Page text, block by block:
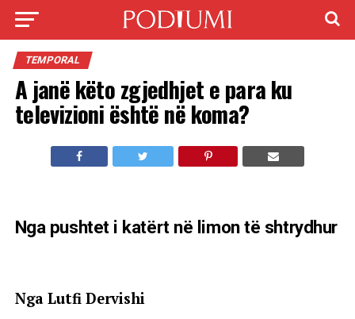
TEMPORAL
A janë këto zgjedhjet e para ku
televizioni është në koma?
Nga pushtet i katërt në limon të shtrydhur
Nga Lutfi Dervishi